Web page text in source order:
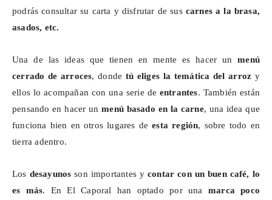
podrás consultar su carta y disfrutar de sus carnes a la brasa,
asados, etc.
Una de las ideas que tienen en mente es hacer unmenú
cerrado de arroces, donde tú eliges la temática del arroz y
ellos lo acompañan con una serie de entrantes. También están
pensando en hacer unmenú basado en la carne, una idea que
funciona bien en otros lugares deesta región, sobre todo en
tierra adentro.
Los desayunos son importantes y contar con un buen café, lo
es más. En El Caporal han optado por una marca poco